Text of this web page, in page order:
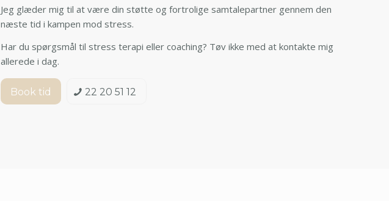
Jeg glæder mig til at være din støtte og fortrolige samtalepartner gennem den
næste tid i kampen mod stress.
Har du spørgsmål til stress terapi eller coaching? Tøv ikke med at kontakte mig
allerede i dag.
Book tid 22 20 51 12